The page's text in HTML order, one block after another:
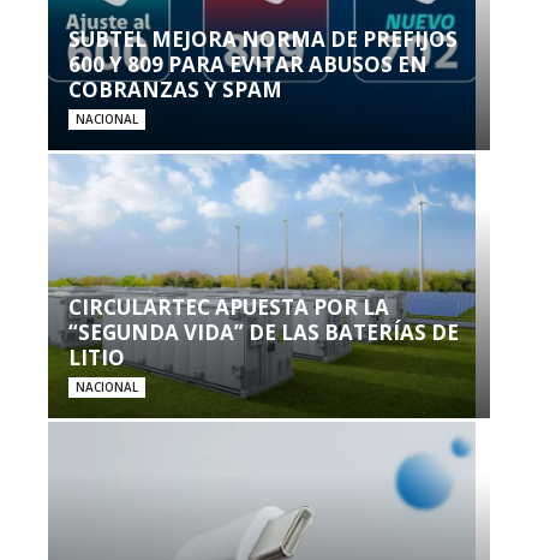
SUBTEL MEJORA NORMA DE PREFIJOS
600 Y 809 PARA EVITAR ABUSOS EN
COBRANZAS Y SPAM
NACIONAL
CIRCULARTEC APUESTA POR LA
“SEGUNDA VIDA” DE LAS BATERÍAS DE
LITIO
NACIONAL